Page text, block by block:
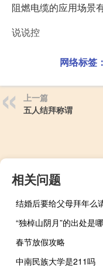
阻燃电缆的应用场景
说说控
网络标签：
上一篇
五人结拜称谓
相关问题
结婚后要给父母拜年么
“独棹山阴月”的出处是
春节放假攻略
中南民族大学是211吗